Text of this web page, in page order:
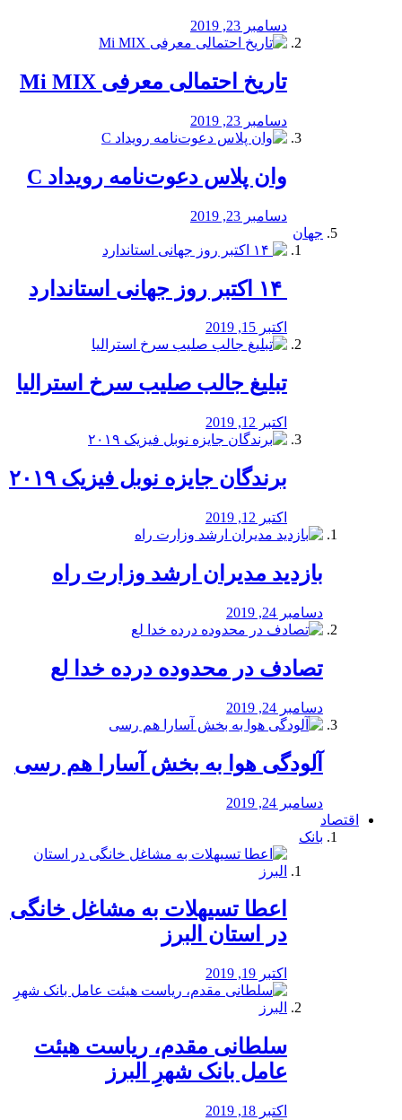
دسامبر 23, 2019
تاریخ احتمالی معرفی Mi MIX
دسامبر 23, 2019
وان پلاس دعوت‌نامه رویداد C
دسامبر 23, 2019
جهان
اکتبر 15, 2019
تبلیغ جالب صلیب سرخ استرالیا
اکتبر 12, 2019
برندگان جایزه نوبل فیزیک ۲۰۱۹
اکتبر 12, 2019
بازدید مدیران ارشد وزارت راه
دسامبر 24, 2019
تصادف در محدوده درده خدا لع
دسامبر 24, 2019
آلودگی هوا به بخش آسارا هم رسی
دسامبر 24, 2019
اقتصاد
بانک
️اعطا تسیهلات به مشاغل خانگی
در استان البرز
اکتبر 19, 2019
سلطانی مقدم، ریاست هیئت
عامل بانک شهرِ البرز
اکتبر 18, 2019